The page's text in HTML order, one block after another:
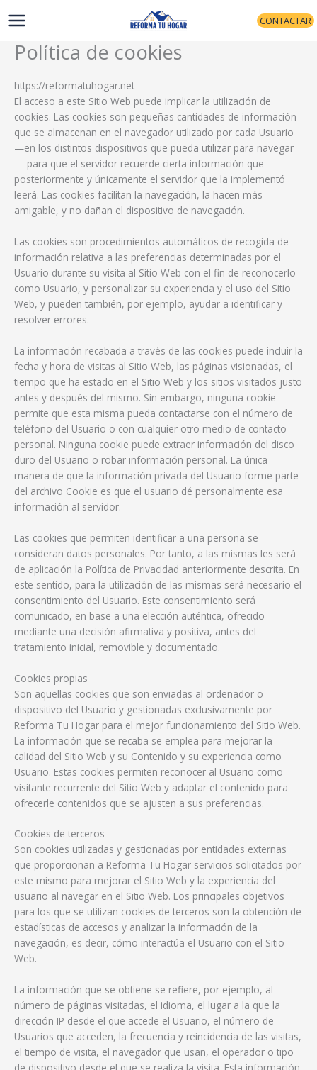
CONTACTAR
Política de cookies
https://reformatuhogar.net
El acceso a este Sitio Web puede implicar la utilización de
cookies. Las cookies son pequeñas cantidades de información
que se almacenan en el navegador utilizado por cada Usuario
—en los distintos dispositivos que pueda utilizar para navegar
— para que el servidor recuerde cierta información que
posteriormente y únicamente el servidor que la implementó
leerá. Las cookies facilitan la navegación, la hacen más
amigable, y no dañan el dispositivo de navegación.
Las cookies son procedimientos automáticos de recogida de
información relativa a las preferencias determinadas por el
Usuario durante su visita al Sitio Web con el fin de reconocerlo
como Usuario, y personalizar su experiencia y el uso del Sitio
Web, y pueden también, por ejemplo, ayudar a identificar y
resolver errores.
La información recabada a través de las cookies puede incluir la
fecha y hora de visitas al Sitio Web, las páginas visionadas, el
tiempo que ha estado en el Sitio Web y los sitios visitados justo
antes y después del mismo. Sin embargo, ninguna cookie
permite que esta misma pueda contactarse con el número de
teléfono del Usuario o con cualquier otro medio de contacto
personal. Ninguna cookie puede extraer información del disco
duro del Usuario o robar información personal. La única
manera de que la información privada del Usuario forme parte
del archivo Cookie es que el usuario dé personalmente esa
información al servidor.
Las cookies que permiten identificar a una persona se
consideran datos personales. Por tanto, a las mismas les será
de aplicación la Política de Privacidad anteriormente descrita. En
este sentido, para la utilización de las mismas será necesario el
consentimiento del Usuario. Este consentimiento será
comunicado, en base a una elección auténtica, ofrecido
mediante una decisión afirmativa y positiva, antes del
tratamiento inicial, removible y documentado.
Cookies propias
Son aquellas cookies que son enviadas al ordenador o
dispositivo del Usuario y gestionadas exclusivamente por
Reforma Tu Hogar para el mejor funcionamiento del Sitio Web.
La información que se recaba se emplea para mejorar la
calidad del Sitio Web y su Contenido y su experiencia como
Usuario. Estas cookies permiten reconocer al Usuario como
visitante recurrente del Sitio Web y adaptar el contenido para
ofrecerle contenidos que se ajusten a sus preferencias.
Cookies de terceros
Son cookies utilizadas y gestionadas por entidades externas
que proporcionan a Reforma Tu Hogar servicios solicitados por
este mismo para mejorar el Sitio Web y la experiencia del
usuario al navegar en el Sitio Web. Los principales objetivos
para los que se utilizan cookies de terceros son la obtención de
estadísticas de accesos y analizar la información de la
navegación, es decir, cómo interactúa el Usuario con el Sitio
Web.
La información que se obtiene se refiere, por ejemplo, al
número de páginas visitadas, el idioma, el lugar a la que la
dirección IP desde el que accede el Usuario, el número de
Usuarios que acceden, la frecuencia y reincidencia de las visitas,
el tiempo de visita, el navegador que usan, el operador o tipo